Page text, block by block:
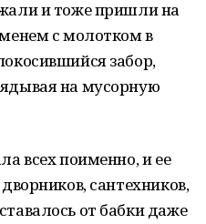
и тоже пришли на
с молотком в
забор,
на мусорную
всех поименно, и ее
сантехников,
от бабки даже